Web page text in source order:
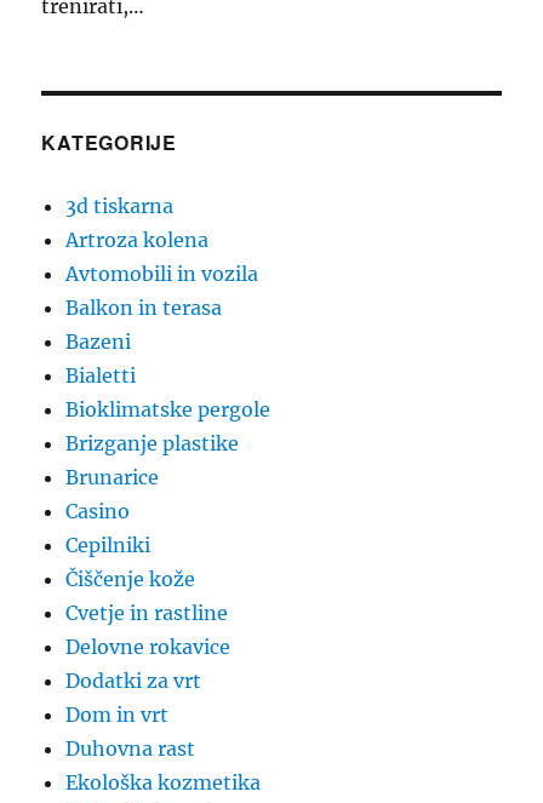
trenirati,…
KATEGORIJE
3d tiskarna
Artroza kolena
Avtomobili in vozila
Balkon in terasa
Bazeni
Bialetti
Bioklimatske pergole
Brizganje plastike
Brunarice
Casino
Cepilniki
Čiščenje kože
Cvetje in rastline
Delovne rokavice
Dodatki za vrt
Dom in vrt
Duhovna rast
Ekološka kozmetika